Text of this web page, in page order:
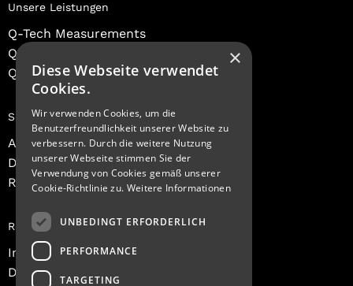
Unsere Leistungen
Q-Tech Measurements
Q-Tech Consulting
Q-Tech Expert Academy
Schnelllinks
Ansprechpartner
Dashboard Login
Registrieren
Rechtliches
Impressum
Datenschutz
×
Diese Webseite verwendet
Cookies.
Wir verwenden Cookies, um die
Benutzerfreundlichkeit unserer Website zu
verbessern. Durch die weitere Nutzung
unserer Webseite stimmen Sie der
Verwendung von Cookies gemäß unserer
Cookie-Richtlinie zu. Weitere Informationen
UNBEDINGT ERFORDERLICH
PERFORMANCE
TARGETING